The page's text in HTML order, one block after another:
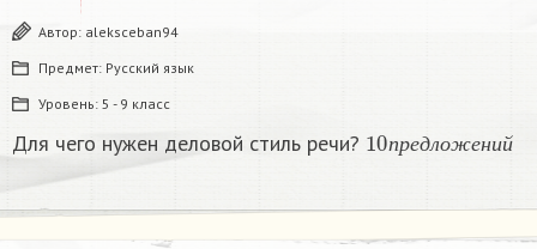
Автор: aleksceban94
Предмет: Русский язык
Уровень: 5 - 9 класс
Для чего нужен деловой стиль речи? п р е дл о ж е н и й
10 д ий